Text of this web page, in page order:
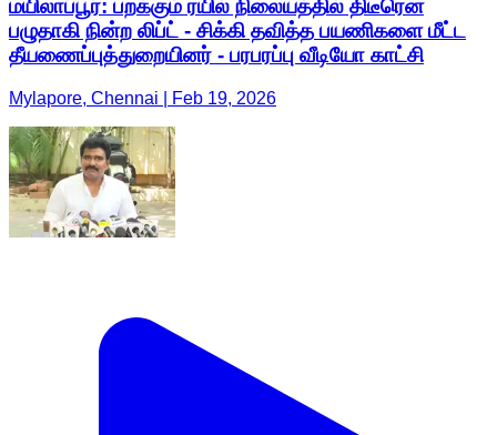
மயிலாப்பூர்: பறக்கும் ரயில் நிலையத்தில் திடீரென
பழுதாகி நின்ற லிப்ட் - சிக்கி தவித்த பயணிகளை மீட்ட
தீயணைப்புத்துறையினர் - பரபரப்பு வீடியோ காட்சி
Mylapore, Chennai | Feb 19, 2026